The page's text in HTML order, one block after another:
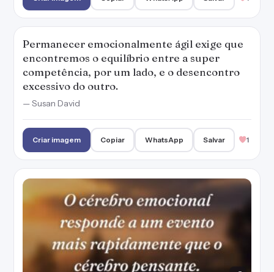
Permanecer emocionalmente ágil exige que
encontremos o equilíbrio entre a super
competência, por um lado, e o desencontro
excessivo do outro.
— Susan David
Criar imagem Copiar WhatsApp Salvar 1